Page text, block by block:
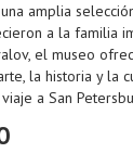
amplia
a la familia
el museo
la historia y la
a San